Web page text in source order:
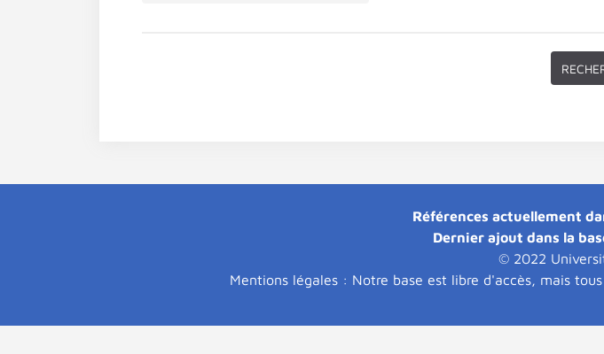
Références actuellement
Dernier ajout dans la
© 2022
Mentions légales : Notre base est libre d'accès, mais